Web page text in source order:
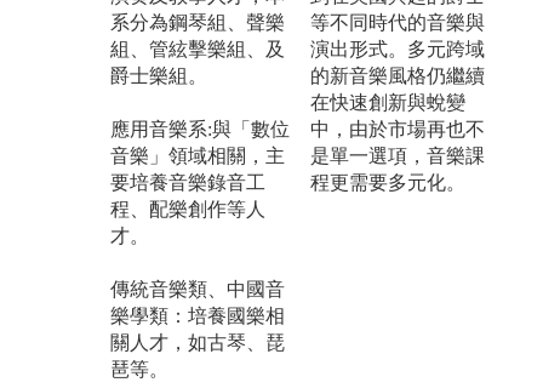
系分為鋼琴組、聲樂
組、管絃擊樂組、及
爵士樂組。
應用音樂系:與「數位
音樂」領域相關，主
要培養音樂錄音工
程、配樂創作等人
才。
傳統音樂類、中國音
樂學類：培養國樂相
關人才，如古琴、琵
琶等。
等不同時代的音樂與
演出形式。多元跨域
的新音樂風格仍繼續
在快速創新與蛻變
中，由於市場再也不
是單一選項，音樂課
程更需要多元化。